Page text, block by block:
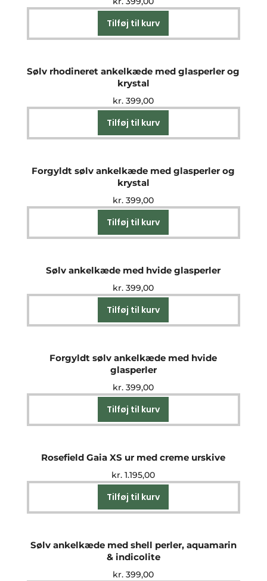
Tilføj til kurv
Sølv rhodineret ankelkæde med glasperler og
krystal
kr. 399,00
Tilføj til kurv
Forgyldt sølv ankelkæde med glasperler og
krystal
kr. 399,00
Tilføj til kurv
Sølv ankelkæde med hvide glasperler
kr. 399,00
Tilføj til kurv
Forgyldt sølv ankelkæde med hvide
glasperler
kr. 399,00
Tilføj til kurv
Rosefield Gaia XS ur med creme urskive
kr. 1.195,00
Tilføj til kurv
Sølv ankelkæde med shell perler, aquamarin
& indicolite
kr. 399,00